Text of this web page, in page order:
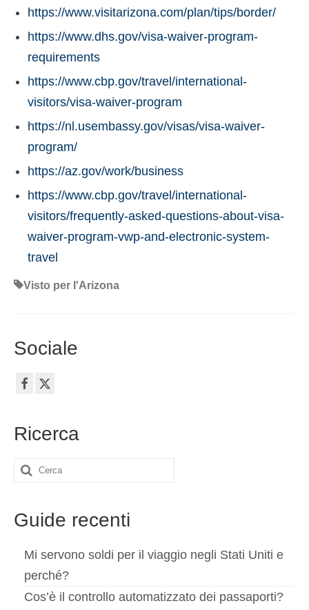
https://www.visitarizona.com/plan/tips/border/
https://www.dhs.gov/visa-waiver-program-
requirements
https://www.cbp.gov/travel/international-
visitors/visa-waiver-program
https://nl.usembassy.gov/visas/visa-waiver-
program/
https://az.gov/work/business
https://www.cbp.gov/travel/international-
visitors/frequently-asked-questions-about-visa-
waiver-program-vwp-and-electronic-system-
travel
Visto per l'Arizona
Sociale
Ricerca
Cerca:
Guide recenti
Mi servono soldi per il viaggio negli Stati Uniti e
perché?
Cos’è il controllo automatizzato dei passaporti?